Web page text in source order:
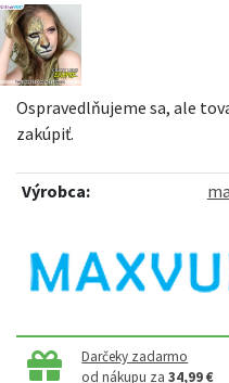
Ospravedlňujeme sa, ale
zakúpiť.
Výrobca:
Darčeky zadarmo
od nákupu za34,99 €